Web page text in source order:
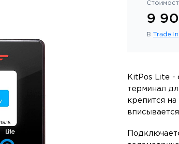
9
В Trade In
KitPos Lite -
терминал
крепится